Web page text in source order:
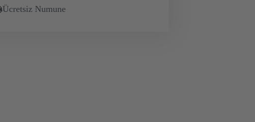
Ücretsiz Numune